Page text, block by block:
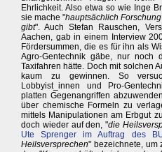
Ehrlichkeit. Also etwa so wie Inge
sie mache "hauptsächlich
gibt". Auch Stefan Rauschen,
Aachen, gab in einem Interview
Fördersummen, die es für ihn als
Agro-Gentechnik gäbe, nur noch
Taxifahren hätte. Doch mit solchen
kaum zu gewinnen. So
Lobbyist_innen und Pro-
platten Gegenangriffen
über chemische Formeln zu
mittels Manipulationen am Erbgut
doch wieder auf den, "die
Ute Sprenger im Auftrag des
Heilsversprechen" bezeichnete, um